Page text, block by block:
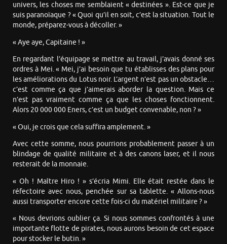
univers, les choses me semblaient « destinées ». Est-ce que je
suis paranoïaque ? « Quoi qu’il en soit, c’est la situation. Tout le
monde, préparez-vous à décoller. »
« Aye aye, Capitaine ! »
En regardant l’équipage se mettre au travail, j’avais donné ses
ordres à Mei. « Mei, j’ai besoin que tu établisses des plans pour
les améliorations du Lotus noir. L’argent n’est pas un obstacle…
c’est comme ça que j’aimerais aborder la question. Mais ce
n’est pas vraiment comme ça que les choses fonctionnent.
Alors 20 000 000 Eners, c’est un budget convenable, non ? »
« Oui, je crois que cela suffira amplement. »
Avec cette somme, nous pourrions probablement passer à un
blindage de qualité militaire et à des canons laser, et il nous
resterait de la monnaie.
« Oh ! Maître Hiro ! » s’écria Mimi. Elle était restée dans le
réfectoire avec nous, penchée sur sa tablette. « Allons-nous
aussi transporter encore cette fois-ci du matériel militaire ? »
« Nous devrions oublier ça. Si nous sommes confrontés à une
importante flotte de pirates, nous aurons besoin de cet espace
pour stocker le butin. »